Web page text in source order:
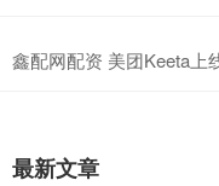
鑫配网配资 美团Keeta上
最新文章